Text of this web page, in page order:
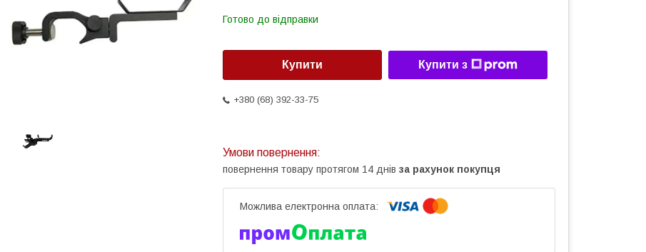
Готово до відправки
Купити Купити з
+380 (68) 392-33-75
повернення товару протягом 14 днів за рахунок покупця